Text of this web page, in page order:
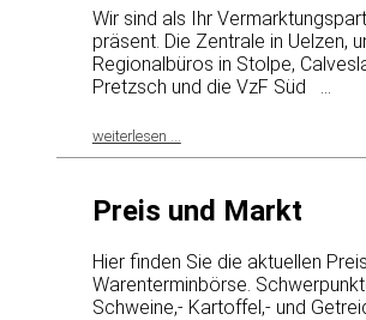
Wir sind als Ihr
präsent. Die Zentrale in Uelzen,
Regionalbüros in Stolpe,
Pretzsch und die VzF Süd ...
weiterlesen ...
Preis und Markt
Hier finden Sie die aktuellen
Warenterminbörse.
Schweine,- Kartoffel,- und